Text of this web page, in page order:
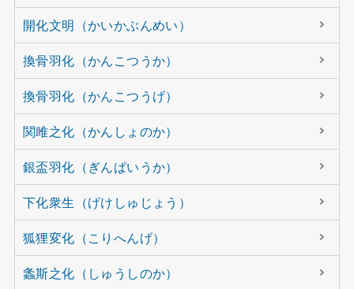
開化文明（かいかぶんめい）
換骨羽化（かんこつうか）
換骨羽化（かんこつうげ）
関雎之化（かんしょのか）
銀盃羽化（ぎんぱいうか）
下化衆生（げけしゅじょう）
狐狸変化（こりへんげ）
螽斯之化（しゅうしのか）